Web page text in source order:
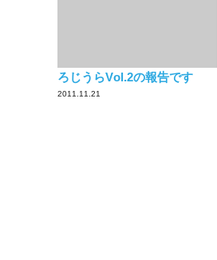
ろじうらVol.2の報告です
2011.11.21